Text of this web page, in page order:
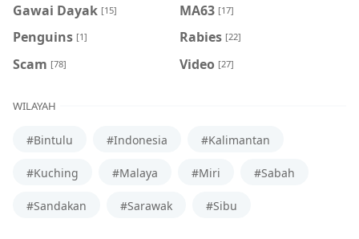
Gawai Dayak [15] MA63 [17]
Penguins [1] Rabies [22]
Scam [78] Video [27]
WILAYAH
#Bintulu #Indonesia #Kalimantan
#Kuching #Malaya #Miri #Sabah
#Sandakan #Sarawak #Sibu